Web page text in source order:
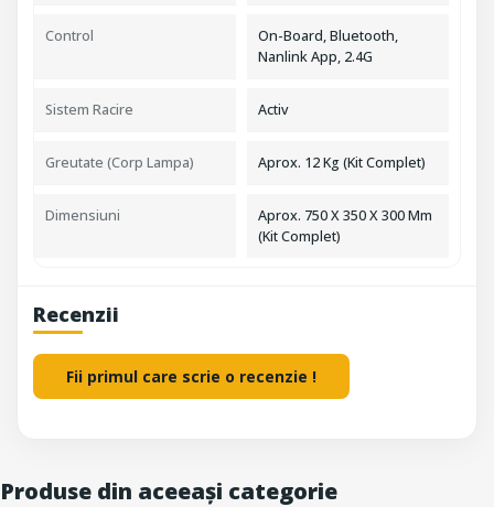
Control
On-Board, Bluetooth,
Nanlink App, 2.4G
Sistem Racire Activ
Greutate (Corp Lampa) Aprox. 12 Kg (Kit Complet)
Dimensiuni
Aprox. 750 X 350 X 300 Mm
(Kit Complet)
Recenzii
Fii primul care scrie o recenzie !
Produse din aceeași categorie